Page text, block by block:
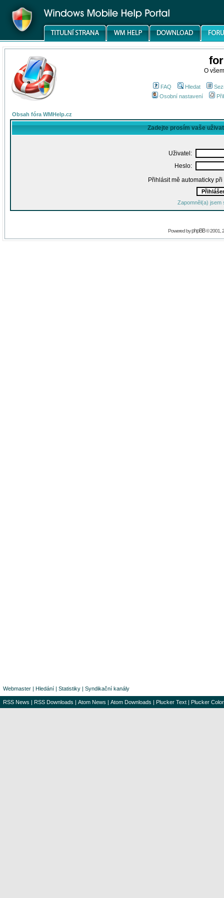
O
FAQ Hledat
Osobní nastavení
Obsah fóra WMHelp.cz
Zadejte prosím vaše
Uživatel:
Heslo:
Přihlásit mě automaticky
Zapomněl(a) jsem
Powered byphpBB© 2001,
Webmaster | Hledání | Statistiky | Syndikační kanály
RSS News | RSS Downloads | Atom News | Atom Downloads | Plucker Text | Plucker Color